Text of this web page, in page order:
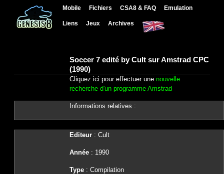
Mobile Fichiers CSA8 & FAQ Emulation
Liens Jeux Archives
Soccer 7 edité by Cult sur Amstrad CPC
(1990)
Cliquez ici pour effectuer une nouvelle
recherche d'un programme Amstrad
Informations relatives :
Editeur: Cult
Année: 1990
Type: Compilation